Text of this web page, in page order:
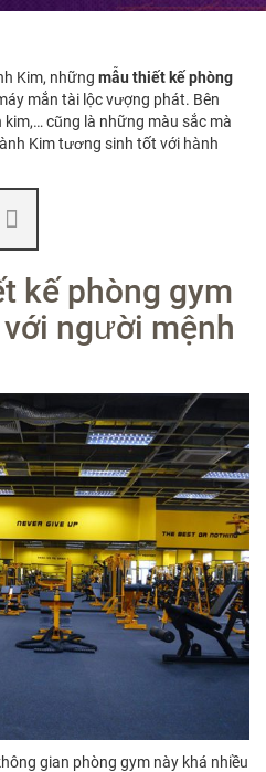
Kim, những mẫu thiết kế phòng
mắn tài lộc vượng phát. Bên
cũng là những màu sắc mà
Kim tương sinh tốt với hành
kế phòng gym
người mệnh
gian phòng gym này khá nhiều